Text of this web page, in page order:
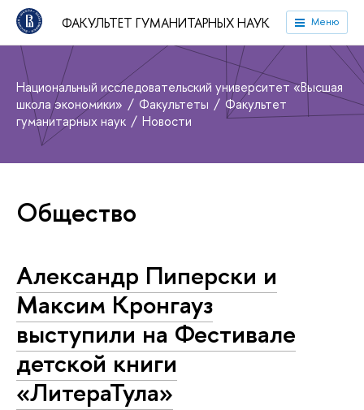
ФАКУЛЬТЕТ ГУМАНИТАРНЫХ НАУК Меню
Национальный исследовательский университет «Высшая
школа экономики»
Факультеты
Факультет
гуманитарных наук
Новости
Общество
Александр Пиперски и
Максим Кронгауз
выступили на Фестивале
детской книги
«ЛитераТула»